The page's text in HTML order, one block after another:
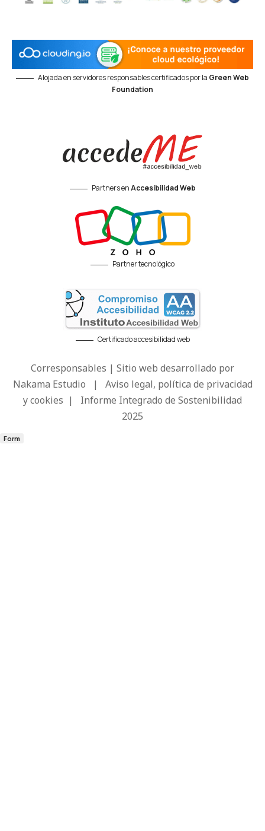
Alojada en servidores responsables certificados por la Green Web
Foundation
Partners enAccesibilidad Web
Partner tecnológico
Certificado accesibilidad web
Corresponsables | Sitio web desarrollado por
Nakama Estudio | Aviso legal, política de privacidad
y cookies | Informe Integrado de Sostenibilidad
2025
Form